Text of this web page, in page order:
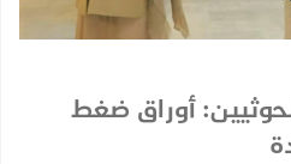
أوراق ضغط